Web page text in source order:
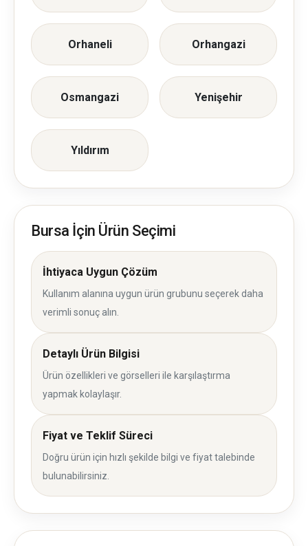
Orhaneli Orhangazi
Osmangazi Yenişehir
Yıldırım
Bursa İçin Ürün Seçimi
İhtiyaca Uygun Çözüm
Kullanım alanına uygun ürün grubunu seçerek daha
verimli sonuç alın.
Detaylı Ürün Bilgisi
Ürün özellikleri ve görselleri ile karşılaştırma
yapmak kolaylaşır.
Fiyat ve Teklif Süreci
Doğru ürün için hızlı şekilde bilgi ve fiyat talebinde
bulunabilirsiniz.